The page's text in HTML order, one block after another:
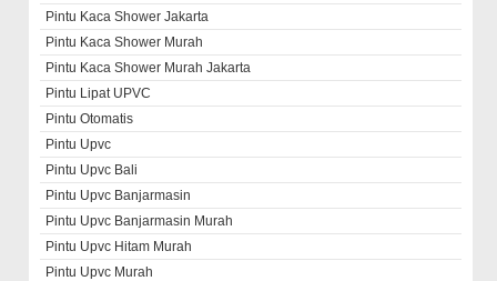
Pintu Kaca Shower Jakarta
Pintu Kaca Shower Murah
Pintu Kaca Shower Murah Jakarta
Pintu Lipat UPVC
Pintu Otomatis
Pintu Upvc
Pintu Upvc Bali
Pintu Upvc Banjarmasin
Pintu Upvc Banjarmasin Murah
Pintu Upvc Hitam Murah
Pintu Upvc Murah